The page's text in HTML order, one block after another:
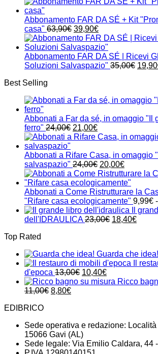
era:
24,00€.
è:
19,90€.
Abbonamento FAR DA SÉ + Kit
casa" 63,90€ Il
prezzo
originale
era:
63,90€.
39,90€Il
prezzo
attuale
è:
39,90€.
Abbonamento FAR DA SÉ | Ricevi
Soluzioni Salvaspazio" 35,00€ Il
19,90
Best Selling
Abbonati a Far da sé, in omaggio "Il
ferro" 24,00€ Il
prezzo
era:
24,00€.
21,00€Il
prezzo
è:
21,00€.
Abbonati a Rifare Casa, in omaggio
salvaspazio" 24,00€ Il
prezzo
originale
era:
24,00€.
20,00€Il
prezzo
attuale
è:
20,00€.
Abbonati a Come Ristrutturare la
"Rifare casa ecologicamente" 9,99€ -
Il
dell'IDRAULICA 23,00€ Il
23,00€.
18,40€Il
Top Rated
Guarda che idea!
Il
d'epoca 13,00€ Il
prezzo
10,40€Il
prezzo
Ricco
11,00€ Il
11,00€.
8,80€Il
8,80€.
EDIBRICO
Sede operativa e redazione:
15066 Gavi (AL)
Sede legale: Via Emilio Caldara, 44